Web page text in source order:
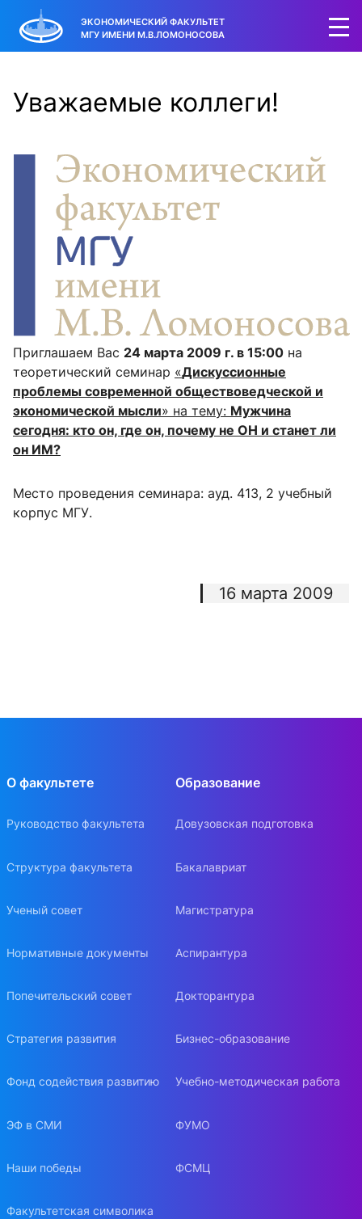
ЭКОНОМИЧЕСКИЙ ФАКУЛЬТЕТ
МГУ ИМЕНИ М.В.ЛОМОНОСОВА
Уважаемые коллеги!
Приглашаем Вас 24 марта 2009 г. в 15:00 на
теоретический семинар «Дискуссионные
проблемы современной обществоведческой и
экономической мысли» на тему: Мужчина
сегодня: кто он, где он, почему не ОН и станет ли
он ИМ?
Место проведения семинара: ауд. 413, 2 учебный
корпус МГУ.
16 марта 2009
О факультете
Руководство факультета
Структура факультета
Ученый совет
Нормативные документы
Попечительский совет
Стратегия развития
Фонд содействия развитию
ЭФ в СМИ
Наши победы
Факультетская символика
Образование
Довузовская подготовка
Бакалавриат
Магистратура
Аспирантура
Докторантура
Бизнес-образование
Учебно-методическая работа
ФУМО
ФСМЦ